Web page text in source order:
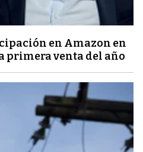
en Amazon en
primera venta del año